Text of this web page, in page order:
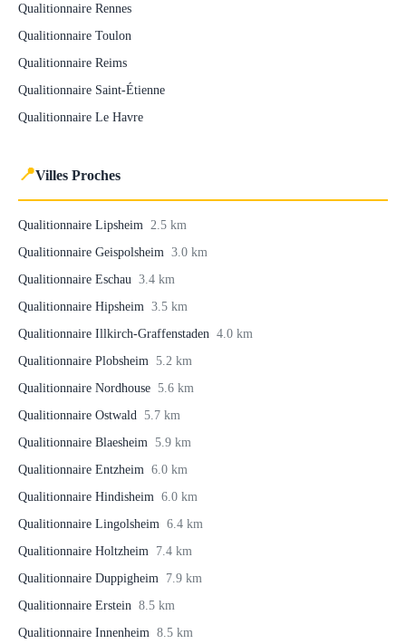
Qualitionnaire Rennes
Qualitionnaire Toulon
Qualitionnaire Reims
Qualitionnaire Saint-Étienne
Qualitionnaire Le Havre
📍Villes Proches
Qualitionnaire Lipsheim 2.5 km
Qualitionnaire Geispolsheim 3.0 km
Qualitionnaire Eschau 3.4 km
Qualitionnaire Hipsheim 3.5 km
Qualitionnaire Illkirch-Graffenstaden 4.0 km
Qualitionnaire Plobsheim 5.2 km
Qualitionnaire Nordhouse 5.6 km
Qualitionnaire Ostwald 5.7 km
Qualitionnaire Blaesheim 5.9 km
Qualitionnaire Entzheim 6.0 km
Qualitionnaire Hindisheim 6.0 km
Qualitionnaire Lingolsheim 6.4 km
Qualitionnaire Holtzheim 7.4 km
Qualitionnaire Duppigheim 7.9 km
Qualitionnaire Erstein 8.5 km
Qualitionnaire Innenheim 8.5 km